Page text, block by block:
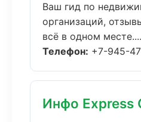
Ваш гид по
организаций,
всё в одном месте....
Телефон: +7-945-
Инфо Express